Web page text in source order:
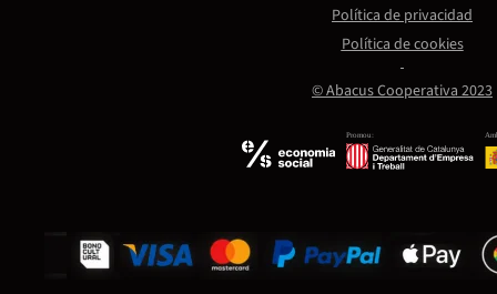
Promou:
© Abacus Cooperativa 2023
Política de privacidad
Política de cookies